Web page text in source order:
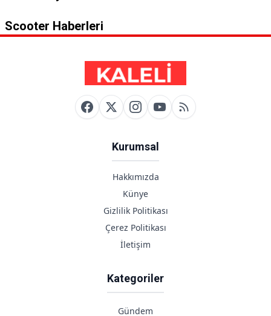
Scooter Haberleri
Kurumsal
Hakkımızda
Künye
Gizlilik Politikası
Çerez Politikası
İletişim
Kategoriler
Gündem